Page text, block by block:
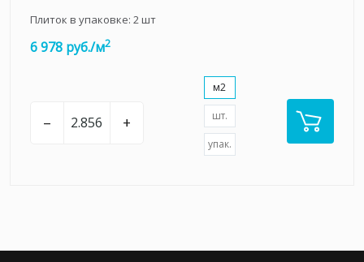
Плиток в упаковке: 2шт
6 978 руб./м2
– +
м2
шт.
упак.